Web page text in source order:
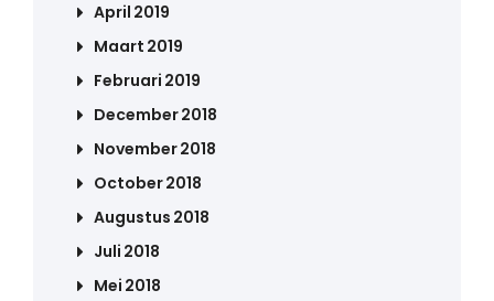
April 2019
Maart 2019
Februari 2019
December 2018
November 2018
October 2018
Augustus 2018
Juli 2018
Mei 2018